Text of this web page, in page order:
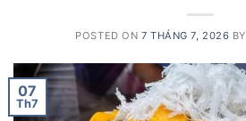
POSTED ON 7 THÁNG 7, 2026 BY
07
Th7